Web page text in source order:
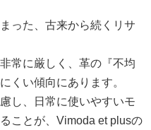
った、古来から続くリサ
常に厳しく、革の『不均
くい傾向にあります。
し、日常に使いやすいモ
ことが、Vimoda et plusの